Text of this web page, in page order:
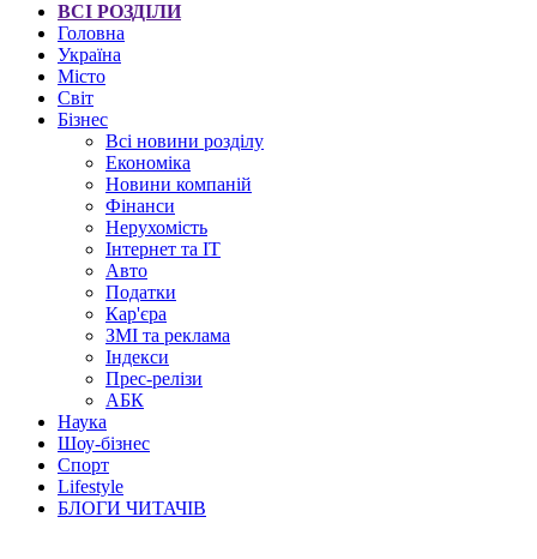
ВСІ РОЗДІЛИ
Головна
Україна
Місто
Світ
Бізнес
Всі новини розділу
Економіка
Новини компаній
Фінанси
Нерухомість
Інтернет та IT
Авто
Податки
Кар'єра
ЗМІ та реклама
Індекси
Прес-релізи
АБК
Наука
Шоу-бізнес
Спорт
Lifestyle
БЛОГИ ЧИТАЧІВ